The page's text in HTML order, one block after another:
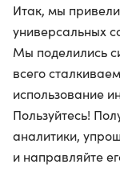
Итак, мы
универсальных
Мы поделились
всего
использование
Пользуйтесь!
аналитики,
и направляйте